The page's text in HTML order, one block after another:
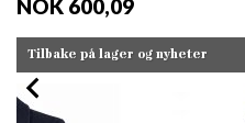
NOK 600,09
Tilbake på lager og nyheter